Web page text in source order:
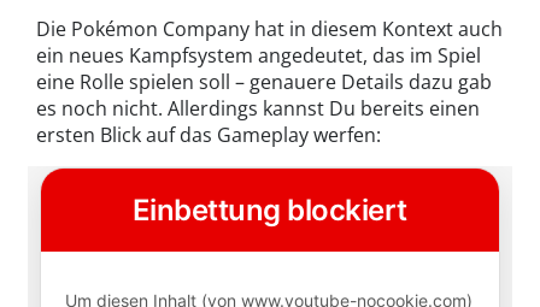
Die Pokémon Company hat in diesem Kontext auch
ein neues Kampfsystem angedeutet, das im Spiel
eine Rolle spielen soll – genauere Details dazu gab
es noch nicht. Allerdings kannst Du bereits einen
ersten Blick auf das Gameplay werfen: